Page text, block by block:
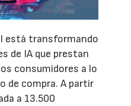
está transformando
de IA que prestan
consumidores a lo
de compra. A partir
a 13.500